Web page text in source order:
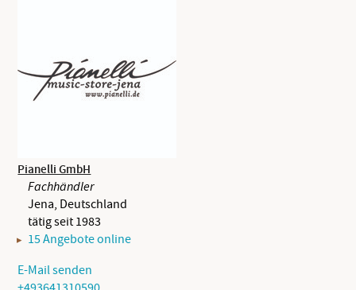
Pianelli GmbH
Fachhändler
Jena, Deutschland
tätig seit 1983
15 Angebote online
E-Mail senden